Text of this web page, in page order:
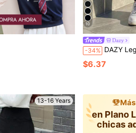
10
Dazy
-34% DAZY Leggings casuales
$6.37
13-16 Years
en Plano
chicas